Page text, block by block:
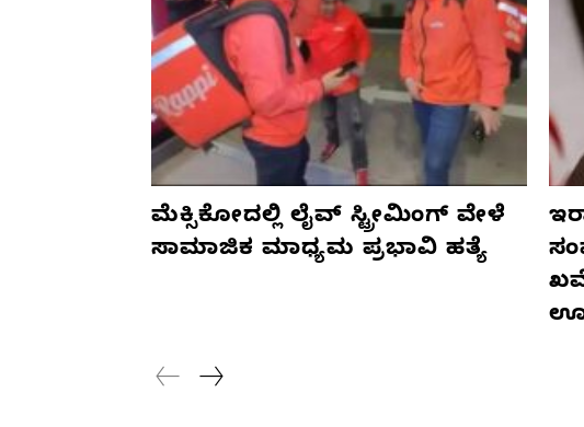
ಮೆಕ್ಸಿಕೋದಲ್ಲಿ ಲೈವ್ ಸ್ಟ್ರೀಮಿಂಗ್ ವೇಳೆ
ಸಾಮಾಜಿಕ ಮಾಧ್ಯಮ ಪ್ರಭಾವಿ ಹತ್ಯೆ